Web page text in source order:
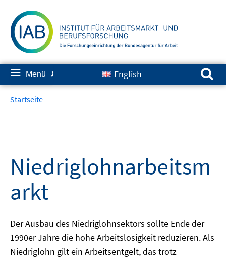
zum
Inhalt
≡ Menü ✘ English
Suchen nach:
Startseite
Niedriglohnarbeitsm
arkt
Der Ausbau des Niedriglohnsektors sollte Ende der
1990er Jahre die hohe Arbeitslosigkeit reduzieren. Als
Niedriglohn gilt ein Arbeitsentgelt, das trotz